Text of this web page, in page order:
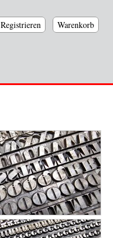
Registrieren Warenkorb